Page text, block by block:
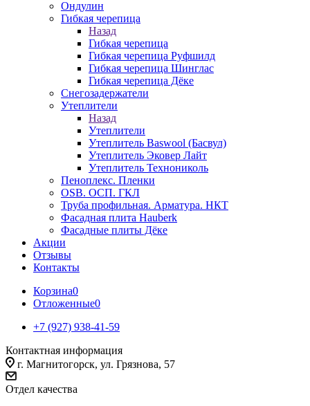
Ондулин
Гибкая черепица
Назад
Гибкая черепица
Гибкая черепица Руфшилд
Гибкая черепица Шинглас
Гибкая черепица Дёке
Снегозадержатели
Утеплители
Назад
Утеплители
Утеплитель Baswool (Басвул)
Утеплитель Эковер Лайт
Утеплитель Технониколь
Пеноплекс. Пленки
OSB. ОСП. ГКЛ
Труба профильная. Арматура. НКТ
Фасадная плита Hauberk
Фасадные плиты Дёке
Акции
Отзывы
Контакты
Корзина0
Отложенные0
+7 (927) 938-41-59
Контактная информация
г. Магнитогорск, ул. Грязнова, 57
Отдел качества